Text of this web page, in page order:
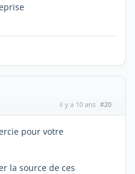
il y a 10 ans #20
pour votre
la source de ces